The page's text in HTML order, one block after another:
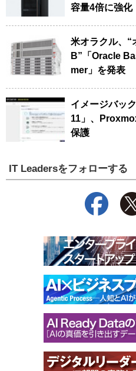
容量4倍に強化
米オラクル、“
B”「Oracle
mer」を発表
イメージバッ
11」、
保護
IT Leadersをフォローする